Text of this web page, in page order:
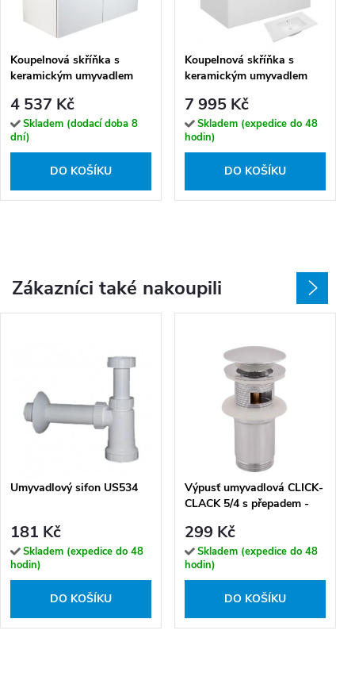
Koupelnová skříňka s
keramickým umyvadlem
4 537 Kč
Skladem (dodací doba 8
dní)
DO KOŠÍKU
Koupelnová skříňka s
keramickým umyvadlem
7 995 Kč
Skladem (expedice do 48
hodin)
DO KOŠÍKU
Zákazníci také nakoupili
Umyvadlový sifon US534
181 Kč
Skladem (expedice do 48
hodin)
DO KOŠÍKU
Výpusť umyvadlová CLICK-
CLACK 5/4 s přepadem -
299 Kč
Skladem (expedice do 48
hodin)
DO KOŠÍKU